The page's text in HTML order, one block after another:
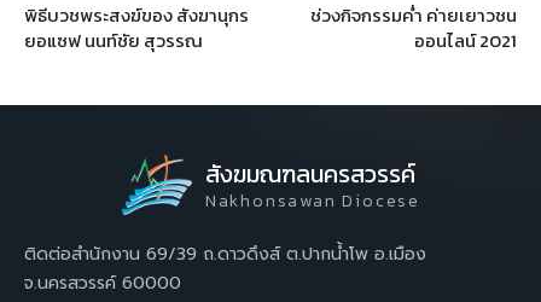
พิธีบวชพระสงฆ์ของ สังฆานุกร
ยอแซฟ นนท์ชัย สุวรรณ
ช่วงกิจกรรมค่ำ ค่ายเยาวชน
ออนไลน์ 2021
สังฆมณฑลนครสวรรค์
Nakhonsawan Diocese
ติดต่อสำนักงาน 69/39 ถ.ดาวดึงส์ ต.ปากน้ำโพ อ.เมือง
จ.นครสวรรค์ 60000